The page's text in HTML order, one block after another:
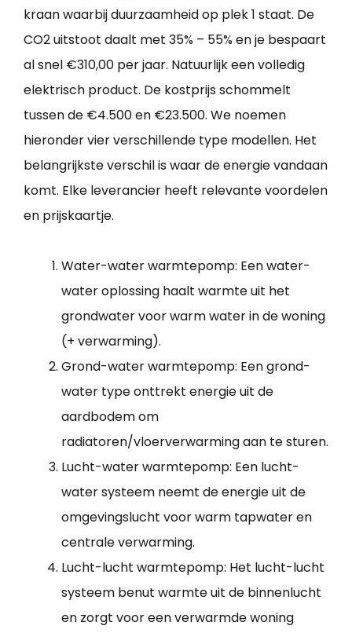
kraan waarbij duurzaamheid op plek 1 staat. De
CO2 uitstoot daalt met 35% – 55% en je bespaart
al snel €310,00 per jaar. Natuurlijk een volledig
elektrisch product. De kostprijs schommelt
tussen de €4.500 en €23.500. We noemen
hieronder vier verschillende type modellen. Het
belangrijkste verschil is waar de energie vandaan
komt. Elke leverancier heeft relevante voordelen
en prijskaartje.
Water-water warmtepomp: Een water-
water oplossing haalt warmte uit het
grondwater voor warm water in de woning
(+ verwarming).
Grond-water warmtepomp: Een grond-
water type onttrekt energie uit de
aardbodem om
radiatoren/vloerverwarming aan te sturen.
Lucht-water warmtepomp: Een lucht-
water systeem neemt de energie uit de
omgevingslucht voor warm tapwater en
centrale verwarming.
Lucht-lucht warmtepomp: Het lucht-lucht
systeem benut warmte uit de binnenlucht
en zorgt voor een verwarmde woning